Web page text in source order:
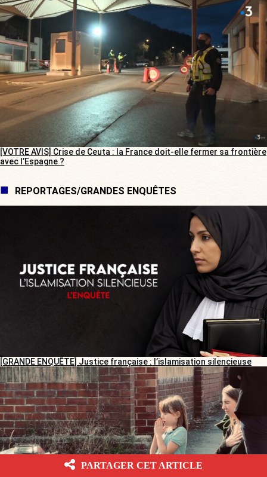
[VOTRE AVIS] Crise de Ceuta : la France doit-elle fermer sa frontière
avec l’Espagne ?
REPORTAGES/GRANDES ENQUÊTES
[GRANDE ENQUÊTE] Justice française : l’islamisation silencieuse
PARTAGER CET ARTICLE